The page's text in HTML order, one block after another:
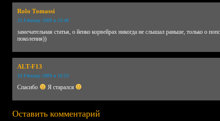
Rolo Tomassi
23 February 2009 в 23:46
замечательная статья, о йенко корвейрах никогда не слышал раньше, только о
поколения))
ALT-F13
24 February 2009 в 10:53
Спасибо Я старался
Оставить комментарий